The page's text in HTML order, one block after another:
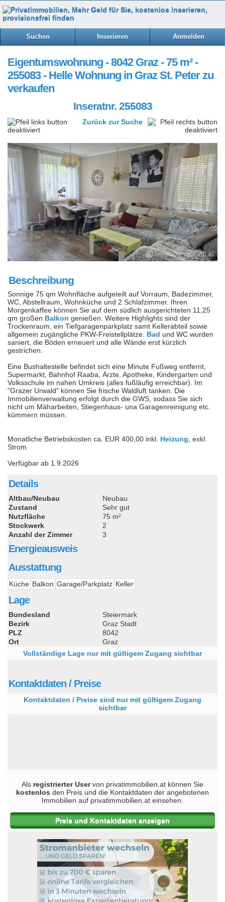
Suchen Inserieren Anmelden
Eigentumswohnung - 8042 Graz - 75 m² -
255083 - Helle Wohnung in Graz St. Peter zu
verkaufen
Inseratnr. 255083
Zurück zur Suche
Beschreibung
Sonnige 75 qm Wohnfläche aufgeteilt auf Vorraum, Badezimmer,
WC, Abstellraum, Wohnküche und 2 Schlafzimmer. Ihren
Morgenkaffee können Sie auf dem südlich ausgerichteten 11,25
qm großen Balkon genießen. Weitere Highlights sind der
Trockenraum, ein Tiefgaragenparkplatz samt Kellerabteil sowie
allgemein zugängliche PKW-Freistellplätze. Bad und WC wurden
saniert, die Böden erneuert und alle Wände erst kürzlich
gestrichen.
Eine Bushaltestelle befindet sich eine Minute Fußweg entfernt,
Supermarkt, Bahnhof Raaba, Ärzte, Apotheke, Kindergarten und
Volksschule im nahen Umkreis (alles fußläufig erreichbar). Im
"Grazer Urwald" können Sie frische Waldluft tanken. Die
Immobilienverwaltung erfolgt durch die GWS, sodass Sie sich
nicht um Mäharbeiten, Stiegenhaus- una Garagenreinigung etc.
kümmern müssen.
Monatliche Betriebskosten ca. EUR 400,00 inkl. Heizung, exkl.
Strom
Verfügbar ab 1.9.2026
Details
Altbau/Neubau
Neubau
Zustand
Sehr gut
Nutzfläche
75 m²
Stockwerk
2
Anzahl der Zimmer
3
Energieausweis
Ausstattung
Küche Balkon Garage/Parkplatz Keller
Lage
Bundesland
Steiermark
Bezirk
Graz Stadt
PLZ
8042
Ort
Graz
Vollständige Lage nur mit gültigem Zugang sichtbar
Kontaktdaten / Preise
Kontaktdaten / Preise sind nur mit gültigem Zugang
sichtbar
Als registrierter Uservon privatimmobilien.at können Sie
kostenlos den Preis und die Kontaktdaten der angebotenen
Immobilien auf privatimmobilien.at einsehen.
Preis und Kontaktdaten anzeigen